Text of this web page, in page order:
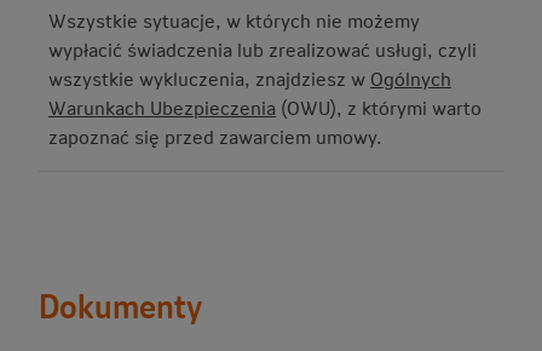
Wszystkie sytuacje, w których nie możemy
wypłacić świadczenia lub zrealizować usługi, czyli
wszystkie wykluczenia, znajdziesz w Ogólnych
Warunkach Ubezpieczenia (OWU), z którymi warto
zapoznać się przed zawarciem umowy.
Dokumenty